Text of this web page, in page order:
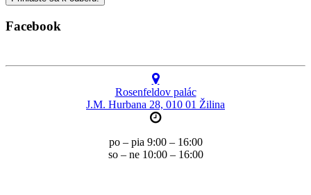
Facebook
Rosenfeldov palác
J.M. Hurbana 28, 010 01 Žilina
po – pia 9:00 – 16:00
so – ne 10:00 – 16:00